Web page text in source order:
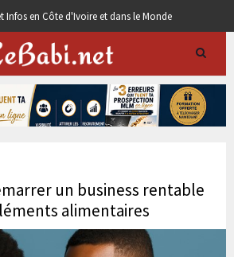
Infos en Côte d'Ivoire et dans le Monde
un business rentable
alimentaires